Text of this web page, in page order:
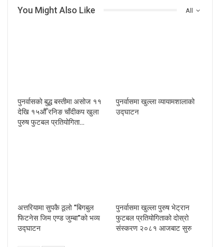
All
You Might Also Like
पुनर्वासको बुद्ध बस्तीमा असोज ११
देखि १५औँ रनिङ चाँदीकप खुला
पुरुष फुटबल प्रतियोगिता…
पुनर्वासमा खुल्ला व्यायामशालाको
उद्घाटन
अत्तरियामा सुपकै ठूलो “बिगबुल
फिटनेस जिम एण्ड जुम्बा”को भव्य
उद्घाटन
पुनर्वासमा खुल्ला पुरुष भेट्रान
फुटबल प्रतियोगिताको दोस्रो
संस्करण २०८१ आजबाट सुरु